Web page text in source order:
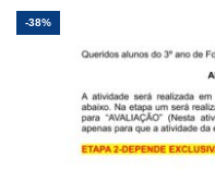
-38%